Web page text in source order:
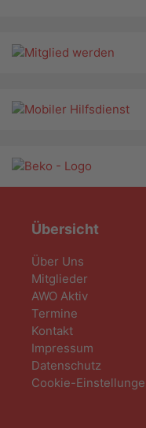
Übersicht
Über Uns
Mitglieder
AWO Aktiv
Termine
Kontakt
Impressum
Datenschutz
Cookie-